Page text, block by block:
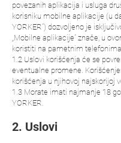
povezanih aplikacija i usluga
korisniku mobilne aplikacije (u
YORKER”) dozvoljeno je
„Mobilne aplikacije” znače, u
koristiti na pametnim
1.2 Uslovi korišćenja će se
eventualne promene.
korišćenja u njihovoj najskorijoj
1.3 Morate imati najmanje 18
YORKER.
2. Uslovi